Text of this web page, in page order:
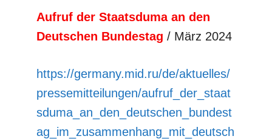
Aufruf der Staatsduma an den
Deutschen Bundestag / März 2024
https://germany.mid.ru/de/aktuelles/
pressemitteilungen/aufruf_der_staat
sduma_an_den_deutschen_bundest
ag_im_zusammenhang_mit_deutsch